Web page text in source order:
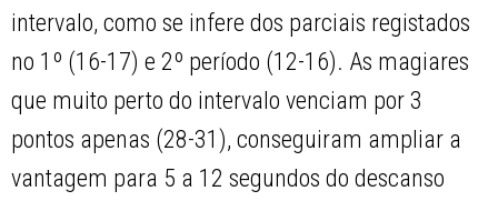
intervalo, como se infere dos parciais registados
no 1º (16-17) e 2º período (12-16). As magiares
que muito perto do intervalo venciam por 3
pontos apenas (28-31), conseguiram ampliar a
vantagem para 5 a 12 segundos do descanso